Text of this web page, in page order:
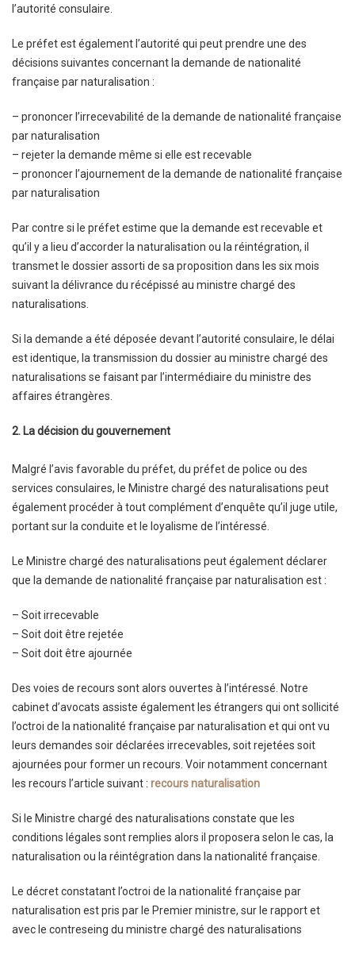
l’autorité consulaire.
Le préfet est également l’autorité qui peut prendre une des
décisions suivantes concernant la demande de nationalité
française par naturalisation :
– prononcer l’irrecevabilité de la demande de nationalité française
par naturalisation
– rejeter la demande même si elle est recevable
– prononcer l’ajournement de la demande de nationalité française
par naturalisation
Par contre si le préfet estime que la demande est recevable et
qu’il y a lieu d’accorder la naturalisation ou la réintégration, il
transmet le dossier assorti de sa proposition dans les six mois
suivant la délivrance du récépissé au ministre chargé des
naturalisations.
Si la demande a été déposée devant l’autorité consulaire, le délai
est identique, la transmission du dossier au ministre chargé des
naturalisations se faisant par l’intermédiaire du ministre des
affaires étrangères.
2. La décision du gouvernement
Malgré l’avis favorable du préfet, du préfet de police ou des
services consulaires, le Ministre chargé des naturalisations peut
également procéder à tout complément d’enquête qu’il juge utile,
portant sur la conduite et le loyalisme de l’intéressé.
Le Ministre chargé des naturalisations peut également déclarer
que la demande de nationalité française par naturalisation est :
– Soit irrecevable
– Soit doit être rejetée
– Soit doit être ajournée
Des voies de recours sont alors ouvertes à l’intéressé. Notre
cabinet d’avocats assiste également les étrangers qui ont sollicité
l’octroi de la nationalité française par naturalisation et qui ont vu
leurs demandes soir déclarées irrecevables, soit rejetées soit
ajournées pour former un recours. Voir notamment concernant
les recours l’article suivant : recours naturalisation
Si le Ministre chargé des naturalisations constate que les
conditions légales sont remplies alors il proposera selon le cas, la
naturalisation ou la réintégration dans la nationalité française.
Le décret constatant l’octroi de la nationalité française par
naturalisation est pris par le Premier ministre, sur le rapport et
avec le contreseing du ministre chargé des naturalisations